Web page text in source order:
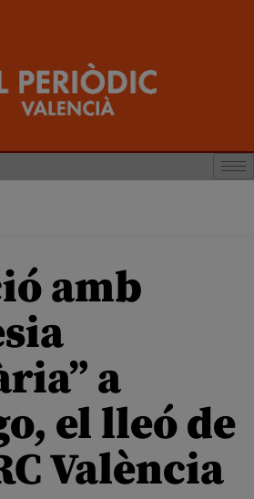
amb
a
el lleó de
València